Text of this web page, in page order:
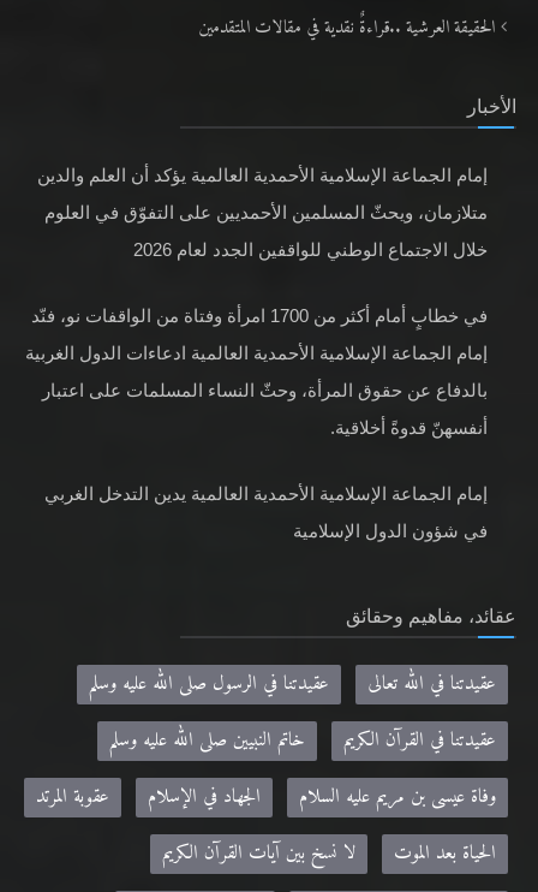
الحقيقة العرشية ..قراءةٌ نقدية في مقالات المتقدمين
الأخبار
إمام الجماعة الإسلامية الأحمدية العالمية يؤكد أن العلم والدين
متلازمان، ويحثّ المسلمين الأحمديين على التفوّق في العلوم
خلال الاجتماع الوطني للواقفين الجدد لعام 2026
في خطابٍ أمام أكثر من 1700 امرأة وفتاة من الواقفات نو، فنّد
إمام الجماعة الإسلامية الأحمدية العالمية ادعاءات الدول الغربية
بالدفاع عن حقوق المرأة، وحثّ النساء المسلمات على اعتبار
أنفسهنّ قدوةً أخلاقية.
إمام الجماعة الإسلامية الأحمدية العالمية يدين التدخل الغربي
في شؤون الدول الإسلامية
عقائد، مفاهيم وحقائق
عقيدتنا في الله تعالى
عقيدتنا في الرسول صلى الله عليه وسلم
عقيدتنا في القرآن الكريم
خاتم النبيين صلى الله عليه وسلم
وفاة عيسى بن مريم عليه السلام
الجهاد في الإسلام
عقوبة المرتد
الحياة بعد الموت
لا نسخ بين آيات القرآن الكريم